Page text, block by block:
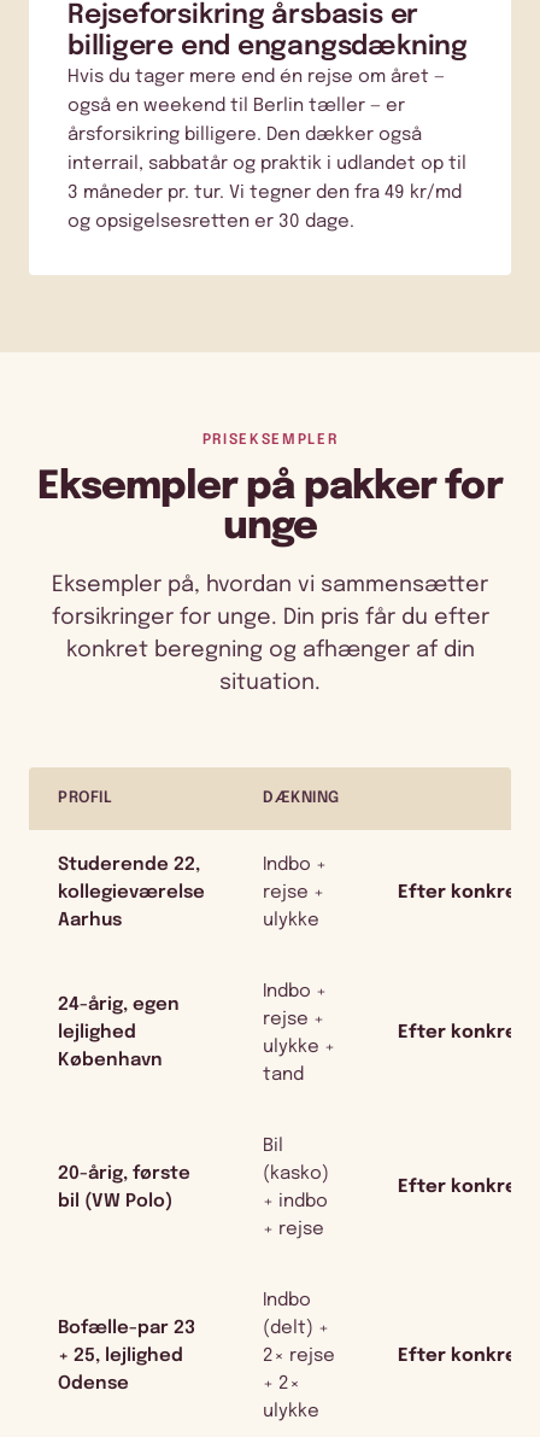
Rejseforsikring årsbasis er
billigere end engangsdækning
Hvis du tager mere end én rejse om året —
også en weekend til Berlin tæller — er
årsforsikring billigere. Den dækker også
interrail, sabbatår og praktik i udlandet op til
3 måneder pr. tur. Vi tegner den fra 49 kr/md
og opsigelsesretten er 30 dage.
PRISEKSEMPLER
Eksempler på pakker for
unge
Eksempler på, hvordan vi sammensætter
forsikringer for unge. Din pris får du efter
konkret beregning og afhænger af din
situation.
PROFIL DÆKNING
Studerende 22,
kollegieværelse
Aarhus
Indbo +
rejse +
ulykke
Efter konkret
24-årig, egen
lejlighed
København
Indbo +
rejse +
ulykke +
tand
Efter konkret
20-årig, første
bil (VW Polo)
Bil
(kasko)
+ indbo
+ rejse
Efter konkret
Bofælle-par 23
+ 25, lejlighed
Odense
Indbo
(delt) +
2× rejse
+ 2×
ulykke
Efter konkret